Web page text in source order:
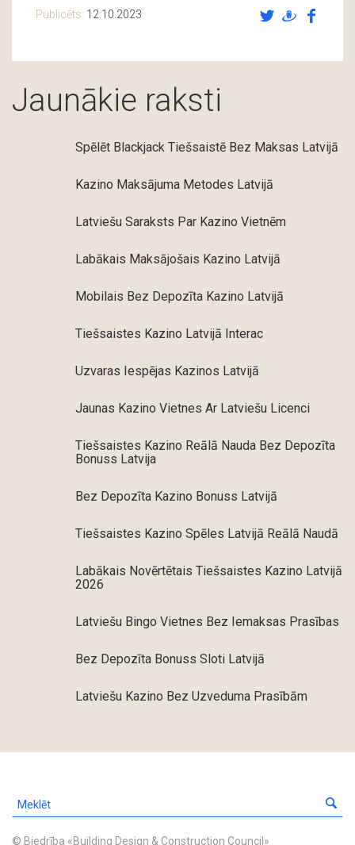
Publicēts: 12.10.2023
Jaunākie raksti
Spēlēt Blackjack Tiešsaistē Bez Maksas Latvijā
Kazino Maksājuma Metodes Latvijā
Latviešu Saraksts Par Kazino Vietnēm
Labākais Maksājošais Kazino Latvijā
Mobilais Bez Depozīta Kazino Latvijā
Tiešsaistes Kazino Latvijā Interac
Uzvaras Iespējas Kazinos Latvijā
Jaunas Kazino Vietnes Ar Latviešu Licenci
Tiešsaistes Kazino Reālā Nauda Bez Depozīta
Bonuss Latvija
Bez Depozīta Kazino Bonuss Latvijā
Tiešsaistes Kazino Spēles Latvijā Reālā Naudā
Labākais Novērtētais Tiešsaistes Kazino Latvijā
2026
Latviešu Bingo Vietnes Bez Iemaksas Prasības
Bez Depozīta Bonuss Sloti Latvijā
Latviešu Kazino Bez Uzveduma Prasībām
© Biedrība «Building Design & Construction Council»